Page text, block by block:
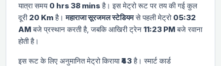
यात्रा समय 0 hrs 38 minsहै। इस मेट्रो रूट पर तय की गई कुल
दूरी 20 Kmहै।महाराजा सूरजमल स्टेडियमसे पहली मेट्रो 05:32
AMबजे प्रस्थान करती है, जबकि आखिरी ट्रेन 11:23 PMबजे रवाना
होती है।
इस रूट के लिए अनुमानित मेट्रो किराया₹43है। स्मार्ट कार्ड